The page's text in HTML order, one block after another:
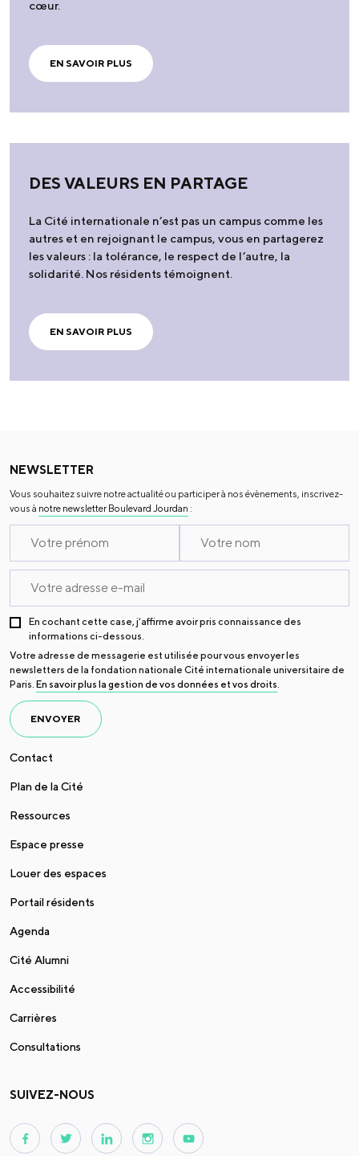
cœur.
EN SAVOIR PLUS
DES VALEURS EN PARTAGE
La Cité internationale n’est pas un campus comme les
autres et en rejoignant le campus, vous en partagerez
les valeurs : la tolérance, le respect de l’autre, la
solidarité. Nos résidents témoignent.
EN SAVOIR PLUS
NEWSLETTER
Vous souhaitez suivre notre actualité ou participer à nos évènements, inscrivez-
vous à notre newsletter Boulevard Jourdan :
En cochant cette case, j’affirme avoir pris connaissance des
informations ci-dessous.
Votre adresse de messagerie est utilisée pour vous envoyer les
newsletters de la fondation nationale Cité internationale universitaire de
Paris. En savoir plus la gestion de vos données et vos droits.
ENVOYER
Contact
Plan de la Cité
Ressources
Espace presse
Louer des espaces
Portail résidents
Agenda
Cité Alumni
Accessibilité
Carrières
Consultations
SUIVEZ-NOUS